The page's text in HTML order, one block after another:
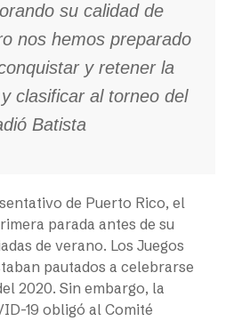
su calidad de
nos hemos preparado
y retener la
clasificar al torneo del
Batista
de Puerto Rico, el
parada antes de su
de verano. Los Juegos
pautados a celebrarse
2020. Sin embargo, la
19 obligó al Comité